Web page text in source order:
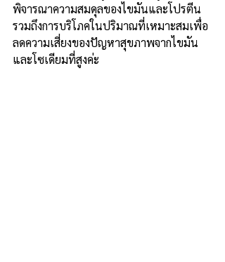
พิจารณาความสมดุลของไขมันและโปรตีน
รวมถึงการบริโภคในปริมาณที่เหมาะสมเพื่อ
ลดความเสี่ยงของปัญหาสุขภาพจากไขมัน
และโซเดียมที่สูงค่ะ